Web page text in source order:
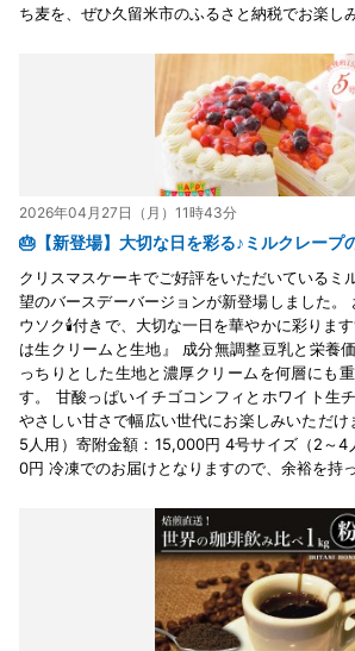
ち麦を、ぜひ久留米市のふるさと納税でお楽し
2026年04月27日（月）11時43分
🎂【新登場】大切な日を彩る♪ミルクレープ
クリスマスケーキでご好評をいただいているミ
望のバースデーバージョンが新登場しました。
ウソク🕯付きで、大切な一日を華やかに彩りま
は生クリームと生地』 成分無調整豆乳と栄養
っちりとした生地と濃厚クリームを何層にも
す。 甘酸っぱいイチゴコンフィとホワイト生
やさしい甘さで幅広い世代にお楽しみいただ
5人用）寄附金額：15,000円 4号サイズ（2～4
0円 冷凍でのお届けとなりますので、余裕を持